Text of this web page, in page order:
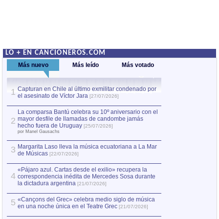
LO + EN CANCIONEROS.COM
Más nuevo Más leído Más votado
1 Capturan en Chile al último exmilitar condenado por
el asesinato de Víctor Jara [27/07/2026]
2
La comparsa Bantú celebra su 10º aniversario con el
mayor desfile de llamadas de candombe jamás
hecho fuera de Uruguay [25/07/2026]
por Manel Gausachs
3 Margarita Laso lleva la música ecuatoriana a La Mar
de Músicas [22/07/2026]
4
«Pájaro azul. Cartas desde el exilio» recupera la
correspondencia inédita de Mercedes Sosa durante
la dictadura argentina [21/07/2026]
5 «Cançons del Grec» celebra medio siglo de música
en una noche única en el Teatre Grec [21/07/2026]